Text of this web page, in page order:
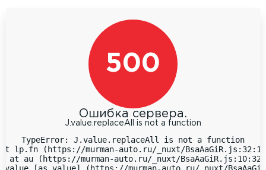
500
Ошибка сервера.
J.value.replaceAll is not a function
TypeError: J.value.replaceAll is not a function
lp.fn (https://murman-auto.ru/_nuxt/
at au (https://murman-auto.ru/_nuxt/